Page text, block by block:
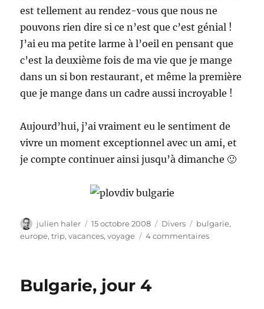
est tellement au rendez-vous que nous ne
pouvons rien dire si ce n’est que c’est génial !
J’ai eu ma petite larme à l’oeil en pensant que
c’est la deuxième fois de ma vie que je mange
dans un si bon restaurant, et même la première
que je mange dans un cadre aussi incroyable !
Aujourd’hui, j’ai vraiment eu le sentiment de
vivre un moment exceptionnel avec un ami, et
je compte continuer ainsi jusqu’à dimanche 🙂
Auteur
julien haler
Publié
le
15 octobre 2008 Catégories
Divers Étiquettes
bulgarie,
europe,trip,vacances,voyage 4 commentairessur
Bulgarie, jour 4